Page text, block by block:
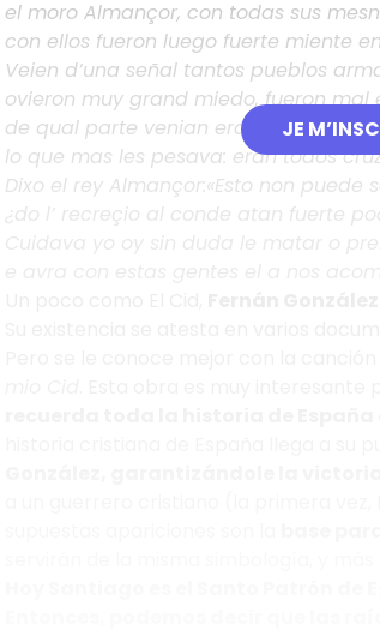
JE
el moro Almançor, con todas sus
con ellos fueron luego fuerte miente
Veien d’una señal tantos pueblos
ovieron muy grand miedo, fueron mal
de qual parte venian eran
lo que mas les pesava: eran todos
Dixo el rey Almançor:«Esto non puede
¿do l’ recreçio al conde atan fuerte